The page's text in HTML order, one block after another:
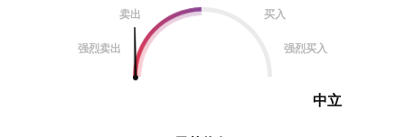
卖出 买入
强烈卖出 强烈买入
中立